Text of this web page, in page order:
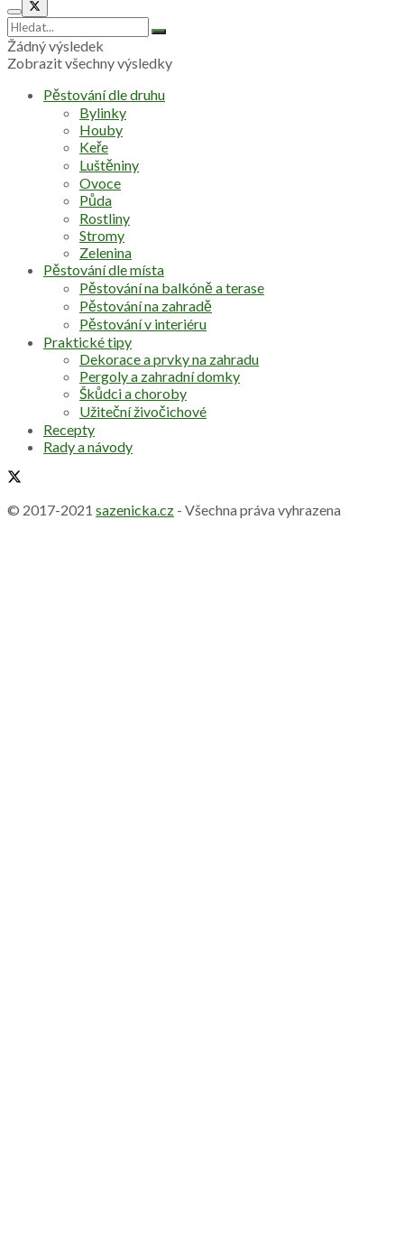
Žádný výsledek
Zobrazit všechny výsledky
Pěstování dle druhu
Bylinky
Houby
Keře
Luštěniny
Ovoce
Půda
Rostliny
Stromy
Zelenina
Pěstování dle místa
Pěstování na balkóně a terase
Pěstování na zahradě
Pěstování v interiéru
Praktické tipy
Dekorace a prvky na zahradu
Pergoly a zahradní domky
Škůdci a choroby
Užiteční živočichové
Recepty
Rady a návody
© 2017-2021 sazenicka.cz - Všechna práva vyhrazena